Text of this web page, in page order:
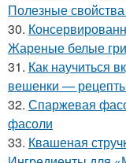
Полезные
30.
Жареные белые
31. Как научиться
вешенки —
32. Спаржевая
фасоли
33. Квашеная